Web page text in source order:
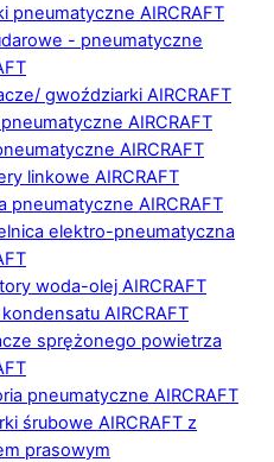
pneumatyczne AIRCRAFT
- pneumatyczne
gwoździarki AIRCRAFT
AIRCRAFT
AIRCRAFT
linkowe AIRCRAFT
pneumatyczne AIRCRAFT
elektro-pneumatyczna
woda-olej AIRCRAFT
AIRCRAFT
sprężonego powietrza
pneumatyczne AIRCRAFT
śrubowe AIRCRAFT z
prasowym